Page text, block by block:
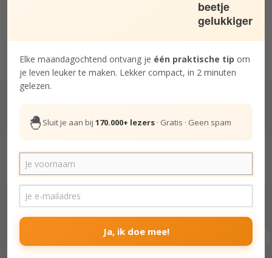
4 tips voor als je je even niet vrolijk
voelt
Je niet goed genoeg voelen in je
relatie - wat kun je eraan doen?
Omarm de volle luier
beetje
gelukkiger
Elke maandagochtend ontvang je één praktische tip om
je leven leuker te maken. Lekker compact, in 2 minuten
gelezen.
🐣 Sluit je aan bij 170.000+ lezers · Gratis · Geen spam
Ja, ik doe mee!